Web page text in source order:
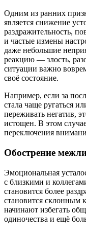
Одним из ранних
является снижение
раздражительность,
и частые измены
даже небольшие
реакцию — злость,
ситуации важно
своё состояние.
Например, если за
стала чаще ругаться
переживать негатив,
истощен. В этом
переключения
Обострение
Эмоциональная
с близкими и
становится более
становится склонным
начинают избегать
одиночества и ещё